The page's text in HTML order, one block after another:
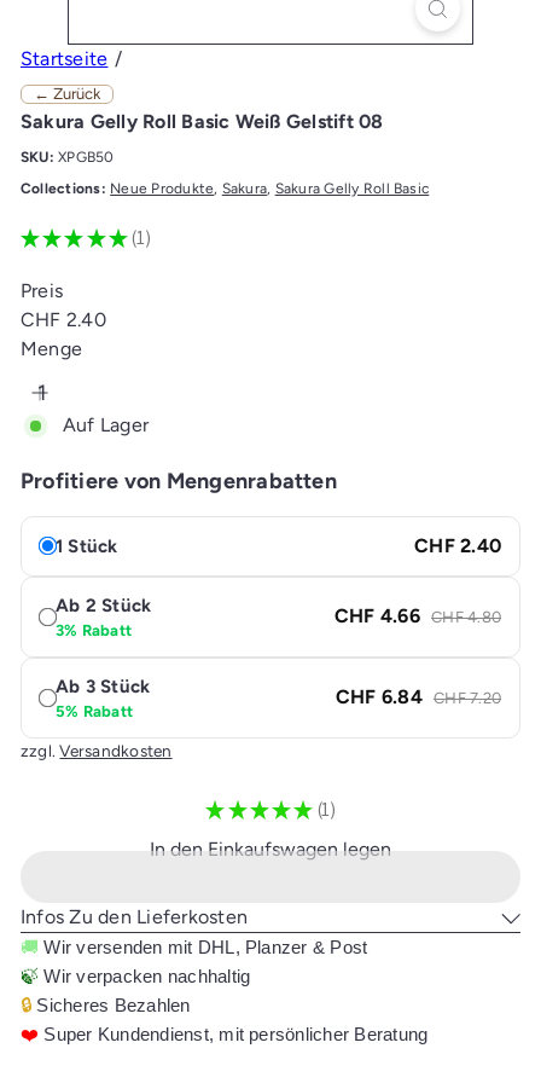
Startseite
← Zurück
Sakura Gelly Roll Basic Weiß Gelstift 08
SKU: XPGB50
Collections: Neue Produkte, Sakura, Sakura Gelly Roll Basic
★ ★ ★ ★ ★ 1
1
Preis
Normaler
Preis
CHF 2.40
Menge
Auf Lager
Profitiere von Mengenrabatten
1 Stück CHF 2.40
Ab 2 Stück
3% Rabatt
CHF 4.66 CHF 4.80
Ab 3 Stück
5% Rabatt
CHF 6.84 CHF 7.20
zzgl.Versandkosten
★ ★ ★ ★ ★ 1
1
In den Einkaufswagen legen
Infos Zu den Lieferkosten
🚚 Wir versenden mit DHL, Planzer & Post
🍃 Wir verpacken nachhaltig
🔒 Sicheres Bezahlen
❤️ Super Kundendienst, mit persönlicher Beratung